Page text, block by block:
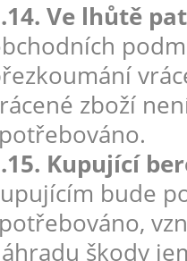
Ve lhůtě
zboží
Kupující
bude
škody